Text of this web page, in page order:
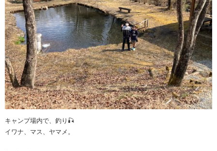
キャンプ場内で、釣り🎣
イワナ、マス、ヤマメ。